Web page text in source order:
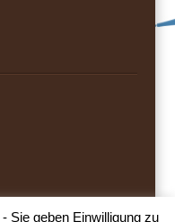
Sie geben Einwilligung zu